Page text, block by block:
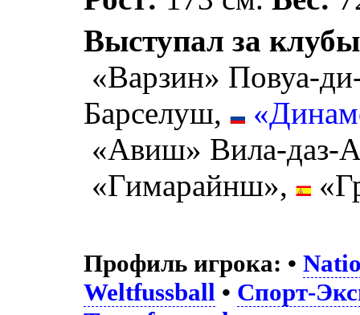
Выступал за
«Варзин» Повуа-
Барселуш,
«Авиш» Вила-
«Гимарайнш»,
Профиль игрока: •
Weltfussball • Спорт-